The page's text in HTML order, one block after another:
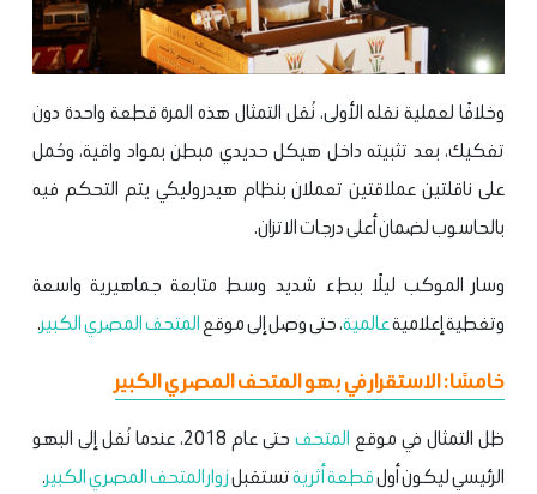
وخلافًا لعملية نقله الأولى، نُقل التمثال هذه المرة قطعة واحدة دون
تفكيك، بعد تثبيته داخل هيكل حديدي مبطن بمواد واقية، وحُمل
على ناقلتين عملاقتين تعملان بنظام هيدروليكي يتم التحكم فيه
بالحاسوب لضمان أعلى درجات الاتزان.
وسار الموكب ليلًا ببطء شديد وسط متابعة جماهيرية واسعة
وتغطية إعلاميةعالمية، حتى وصل إلى موقعالمتحف المصري الكبير.
خامسًا: الاستقرار في بهو المتحف المصري الكبير
ظل التمثال في موقع المتحف
حتى عام 2018، عندما نُقل إلى البهو
الرئيسي ليكون أولقطعة أثريةتستقبلزوارالمتحف المصري الكبير.